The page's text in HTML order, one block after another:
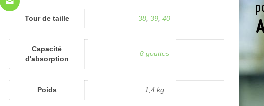
Tour de taille 38 ,39 ,40
Capacité
d'absorption
8 gouttes
Poids 1,4 kg